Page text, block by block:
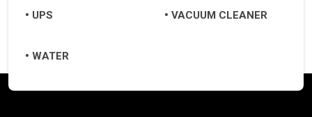
UPS VACUUM CLEANER
WATER